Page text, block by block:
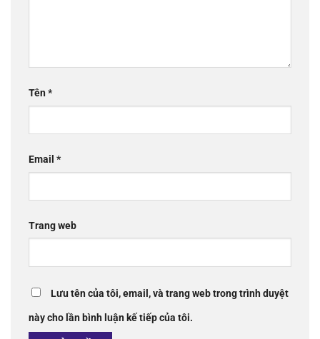
Tên*
Email *
Trang web
Lưu tên của tôi, email, và trang web trong trình duyệt
này cho lần bình luận kế tiếp của tôi.